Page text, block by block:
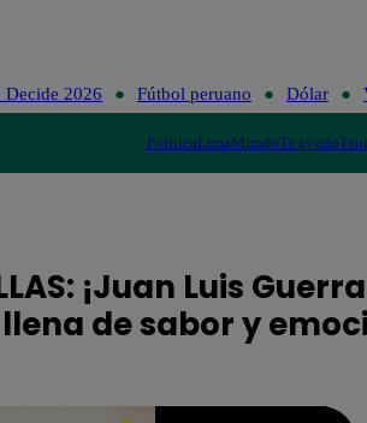
Decide 2026 Fútbol peruano Dólar
PolíticaLimaMundoTe ayudo
¡Juan Luis
de sabor y